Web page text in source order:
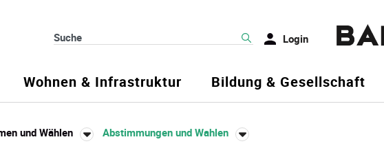
Suche Login
Wohnen & Infrastruktur Bildung & Gesellschaft
und Wählen Abstimmungen und Wahlen